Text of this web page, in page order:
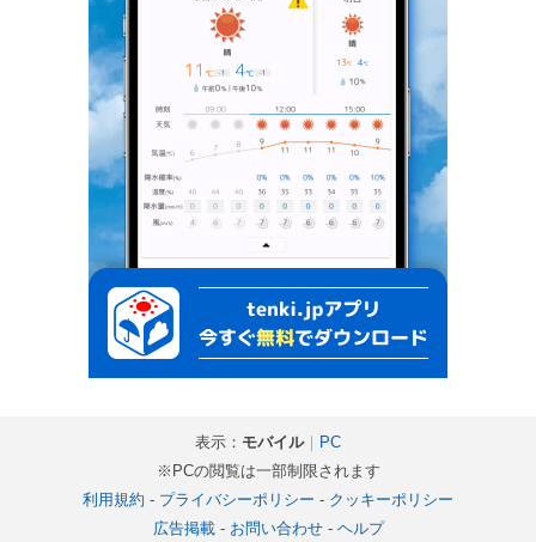
表示： モバイル｜ PC
※PCの閲覧は一部制限されます
利用規約 - プライバシーポリシー - クッキーポリシー
広告掲載- お問い合わせ- ヘルプ